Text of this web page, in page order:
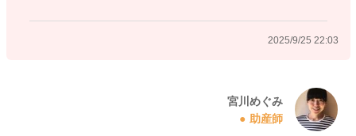
くなってきていることがあるからかもしれません。
になるのかをみていただくのもいいかもしれません。
2025/9/25 22:03
宮川めぐみ
助産師